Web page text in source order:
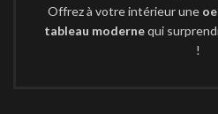
Offrez à votre intérieur une
tableau modernequi
!